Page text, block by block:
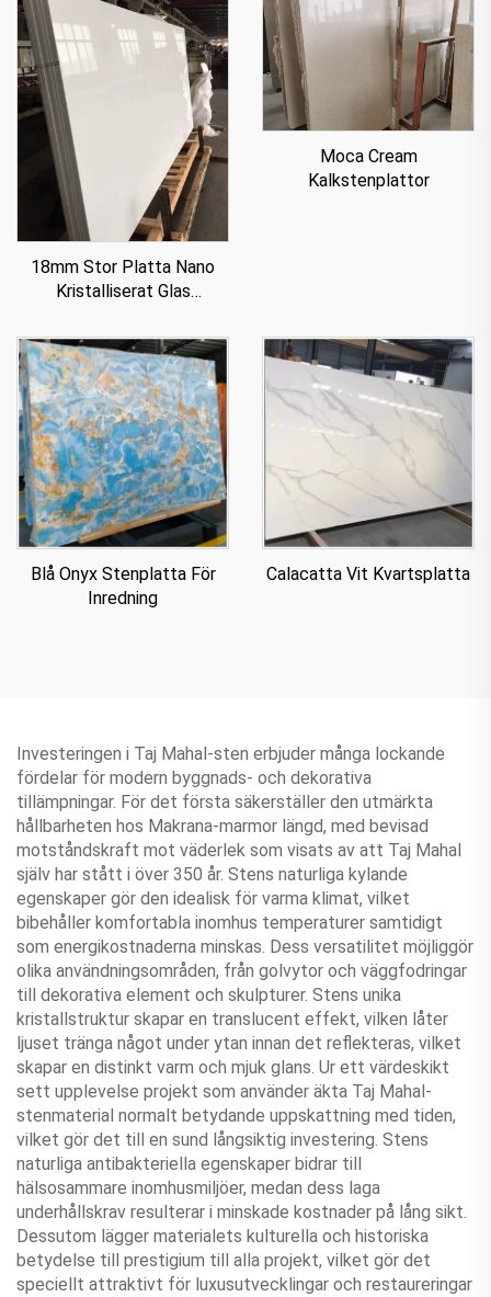
18mm Stor Platta Nano
Kristalliserat Glas
Moca Cream
Kalkstenplattor
Blå Onyx Stenplatta För
Inredning
Calacatta Vit Kvartsplatta
Investeringen i Taj Mahal-sten erbjuder många lockande
fördelar för modern byggnads- och dekorativa
tillämpningar. För det första säkerställer den utmärkta
hållbarheten hos Makrana-marmor längd, med bevisad
motståndskraft mot väderlek som visats av att Taj Mahal
själv har stått i över 350 år. Stens naturliga kylande
egenskaper gör den idealisk för varma klimat, vilket
bibehåller komfortabla inomhus temperaturer samtidigt
som energikostnaderna minskas. Dess versatilitet möjliggör
olika användningsområden, från golvytor och väggfodringar
till dekorativa element och skulpturer. Stens unika
kristallstruktur skapar en translucent effekt, vilken låter
ljuset tränga något under ytan innan det reflekteras, vilket
skapar en distinkt varm och mjuk glans. Ur ett värdeskikt
sett upplevelse projekt som använder äkta Taj Mahal-
stenmaterial normalt betydande uppskattning med tiden,
vilket gör det till en sund långsiktig investering. Stens
naturliga antibakteriella egenskaper bidrar till
hälsosammare inomhusmiljöer, medan dess laga
underhållskrav resulterar i minskade kostnader på lång sikt.
Dessutom lägger materialets kulturella och historiska
betydelse till prestigium till alla projekt, vilket gör det
speciellt attraktivt för luxusutvecklingar och restaureringar